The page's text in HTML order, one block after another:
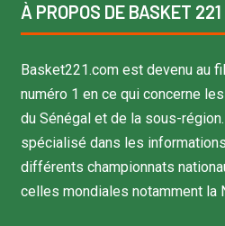
À PROPOS DE BASKET 221
Basket221.com est devenu au
numéro 1 en ce qui concerne
du Sénégal et de la sous-
spécialisé dans les
différents championnats
celles mondiales notamment la